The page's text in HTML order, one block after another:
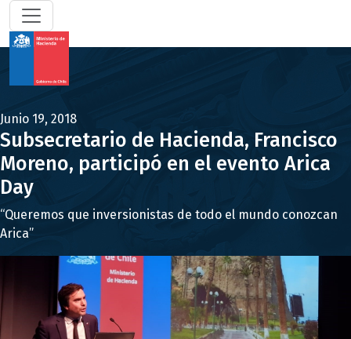
Junio 19, 2018
Subsecretario de Hacienda, Francisco
Moreno, participó en el evento Arica
Day
“Queremos que inversionistas de todo el mundo conozcan
Arica”